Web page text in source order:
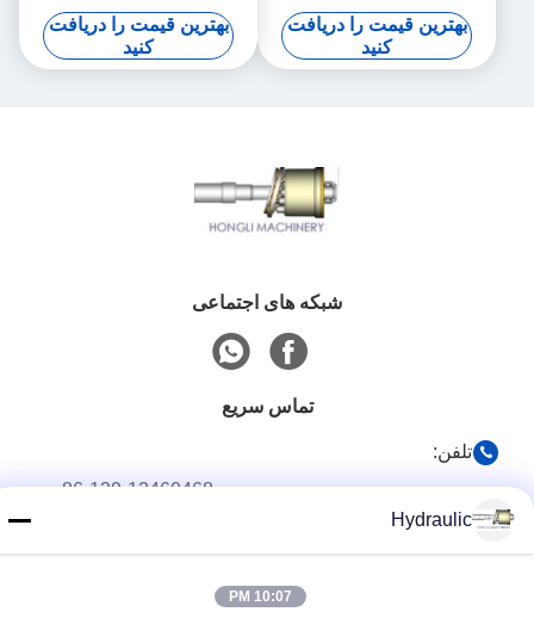
330 328 بازسازی کنید
بهترین قیمت را دریافت
کنید
تعمیر ISO
بهترین قیمت را دریافت
کنید
شبکه های اجتماعی
تماس سریع
تلفن:
86-139-12460468
Hydraulic
10:07 PM